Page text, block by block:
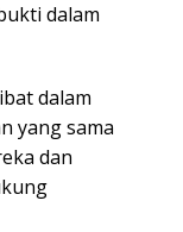
dalam
dalam
yang sama
dan